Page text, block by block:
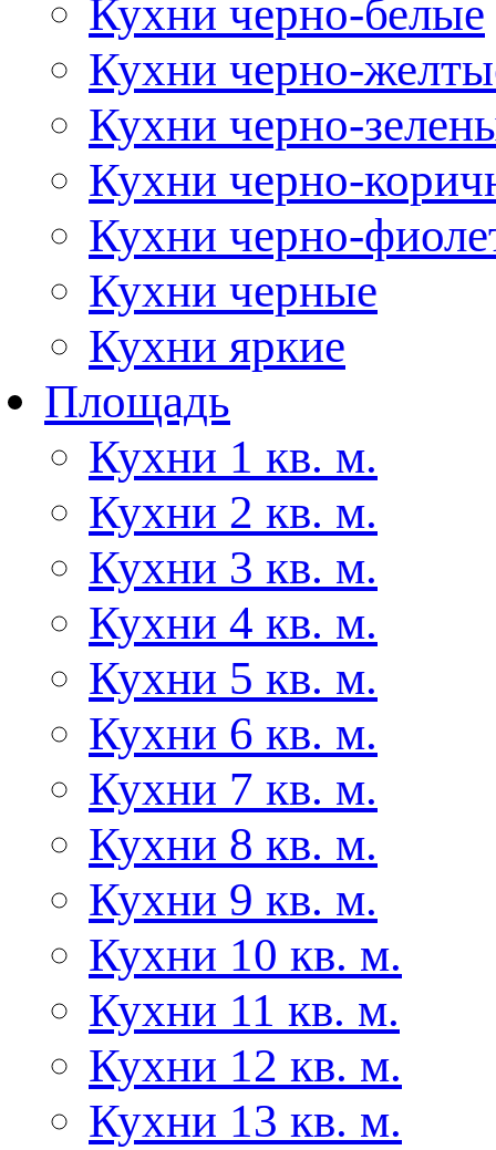
Кухни черно-белые
Кухни черно-
Кухни черно-
Кухни черно-
Кухни черно-
Кухни черные
Кухни яркие
Площадь
Кухни 1 кв. м.
Кухни 2 кв. м.
Кухни 3 кв. м.
Кухни 4 кв. м.
Кухни 5 кв. м.
Кухни 6 кв. м.
Кухни 7 кв. м.
Кухни 8 кв. м.
Кухни 9 кв. м.
Кухни 10 кв. м.
Кухни 11 кв. м.
Кухни 12 кв. м.
Кухни 13 кв. м.